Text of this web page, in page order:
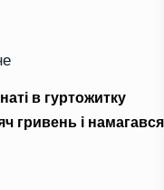
в гуртожитку
гривень і намагався